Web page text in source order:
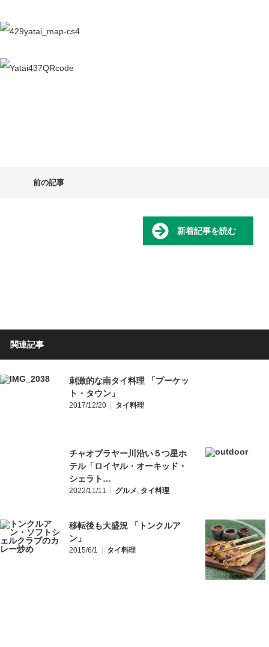
前の記事
新着記事を読む
関連記事
刺激的な南タイ料理 「プーケッ
ト・タウン」
2017/12/20 タイ料理
チャオプラヤー川沿い５つ星ホ
テル「ロイヤル・オーキッド・
シェラト…
2022/11/11 グルメ, タイ料理
移転後も大盛況 「トンクルア
ン」
2015/6/1 タイ料理